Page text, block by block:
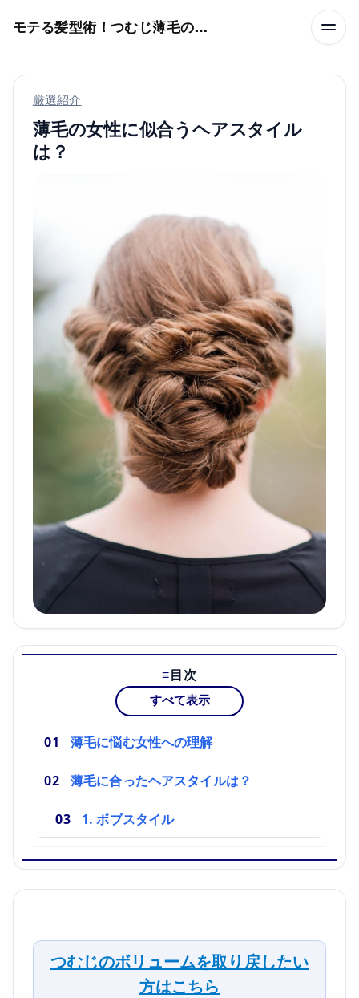
モテる髪型術！つむじ薄毛の隠し方
厳選紹介
薄毛の女性に似合うヘアスタイル
は？
目次
すべて表示
薄毛に悩む女性への理解
薄毛に合ったヘアスタイルは？
1. ボブスタイル
つむじのボリュームを取り戻したい
方はこちら